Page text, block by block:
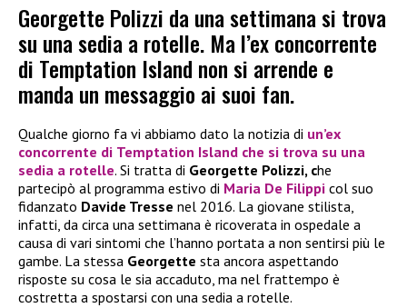
Georgette Polizzi da una settimana si trova
su una sedia a rotelle. Ma l’ex concorrente
di Temptation Island non si arrende e
manda un messaggio ai suoi fan.
Qualche giorno fa vi abbiamo dato la notizia di un’ex
concorrente di Temptation Island che si trova su una
sedia a rotelle. Si tratta di Georgette Polizzi, che
partecipò al programma estivo di Maria De Filippi col suo
fidanzato Davide Tresse nel 2016. La giovane stilista,
infatti, da circa una settimana è ricoverata in ospedale a
causa di vari sintomi che l’hanno portata a non sentirsi più le
gambe. La stessa Georgette sta ancora aspettando
risposte su cosa le sia accaduto, ma nel frattempo è
costretta a spostarsi con una sedia a rotelle.